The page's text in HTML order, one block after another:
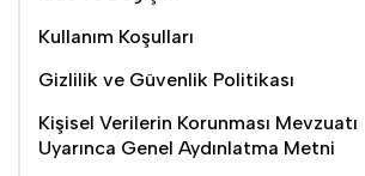
Kullanım Koşulları
Gizlilik ve Güvenlik Politikası
Kişisel Verilerin Korunması Mevzuatı
Uyarınca Genel Aydınlatma Metni